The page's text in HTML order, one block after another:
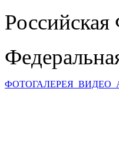
ФОТОГАЛЕРЕЯ ВИДЕО